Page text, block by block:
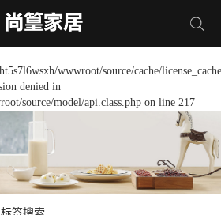
wwwroot/source/cache/
denied in
source/model/api.class.php on line 217